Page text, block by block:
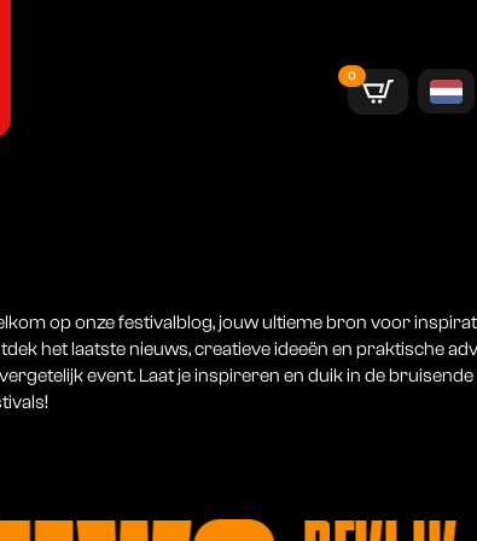
0
op onze festivalblog, jouw ultieme bron voor
het laatste nieuws, creatieve ideeën en praktische
event. Laat je inspireren en duik in de